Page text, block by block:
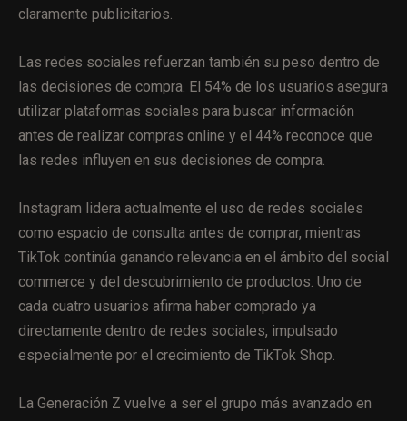
claramente publicitarios.
Las redes sociales refuerzan también su peso dentro de
las decisiones de compra. El 54% de los usuarios asegura
utilizar plataformas sociales para buscar información
antes de realizar compras online y el 44% reconoce que
las redes influyen en sus decisiones de compra.
Instagram lidera actualmente el uso de redes sociales
como espacio de consulta antes de comprar, mientras
TikTok continúa ganando relevancia en el ámbito del social
commerce y del descubrimiento de productos. Uno de
cada cuatro usuarios afirma haber comprado ya
directamente dentro de redes sociales, impulsado
especialmente por el crecimiento de TikTok Shop.
La Generación Z vuelve a ser el grupo más avanzado en